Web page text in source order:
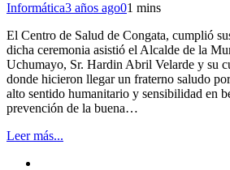
Informática3 años ago01 mins
El Centro de Salud de Congata, cumplió
dicha ceremonia asistió el Alcalde de la
Uchumayo, Sr. Hardin Abril Velarde y su
donde hicieron llegar un fraterno saludo
alto sentido humanitario y sensibilidad en
prevención de la buena…
Leer más...